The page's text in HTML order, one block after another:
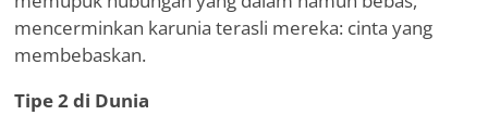
mencerminkan karunia terasli mereka: cinta yang
membebaskan.
Tipe 2 di Dunia